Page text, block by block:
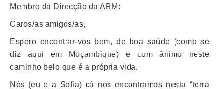
Membro da Direcção da ARM:
Caros/as amigos/as,
Espero encontrar-vos bem, de boa saúde (como se
diz aqui em Moçambique) e com ânimo neste
caminho belo que é a própria vida.
Nós (eu e a Sofia) cá nos encontramos nesta “terra